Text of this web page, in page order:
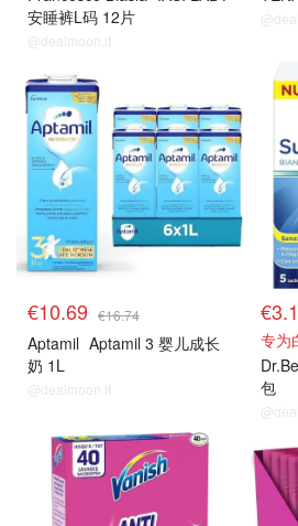
安睡裤L码 12片
@dealmoon.it
€10.69 €16.74
Aptamil Aptamil 3 婴儿成长
奶 1L
@dealmoon.it
专为
包